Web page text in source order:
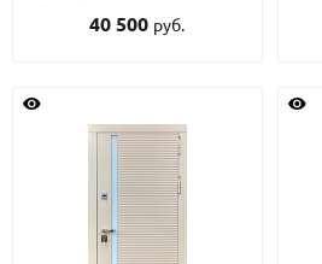
открыванием внутрь
40 500 руб.